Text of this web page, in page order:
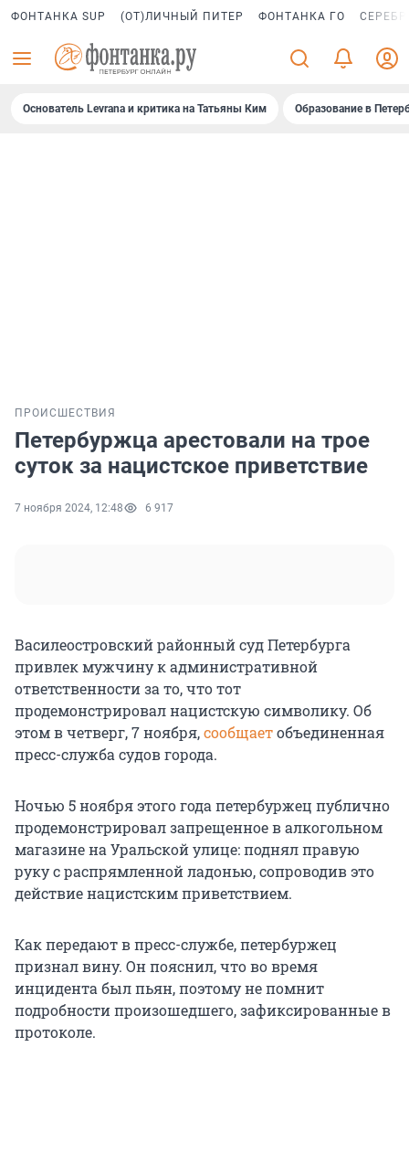
ФОНТАНКА SUP (ОТ)ЛИЧНЫЙ ПИТЕР ФОНТАНКА ГО
Основатель Levrana и критика на Татьяны Ким Образование в
ПРОИСШЕСТВИЯ
Петербуржца арестовали на трое
суток за нацистское приветствие
7 ноября 2024, 12:48 6 917
Василеостровский районный суд Петербурга
привлек мужчину к административной
ответственности за то, что тот
продемонстрировал нацистскую символику. Об
этом в четверг, 7 ноября,сообщаетобъединенная
пресс-служба судов города.
Ночью 5 ноября этого года петербуржец публично
продемонстрировал запрещенное в алкогольном
магазине на Уральской улице: поднял правую
руку с распрямленной ладонью, сопроводив это
действие нацистским приветствием.
Как передают в пресс-службе, петербуржец
признал вину. Он пояснил, что во время
инцидента был пьян, поэтому не помнит
подробности произошедшего, зафиксированные в
протоколе.